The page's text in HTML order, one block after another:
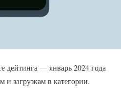
дейтинга — январь 2024 года
и загрузкам в категории.